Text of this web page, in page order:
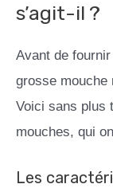
s’agit-il ?
Avant de
grosse mouche
Voici sans plus
mouches, qui
Les